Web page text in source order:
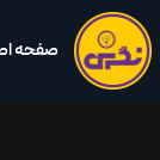
صفحه